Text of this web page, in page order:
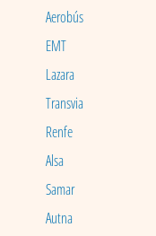
Aerobús
EMT
Lazara
Transvia
Renfe
Alsa
Samar
Autna